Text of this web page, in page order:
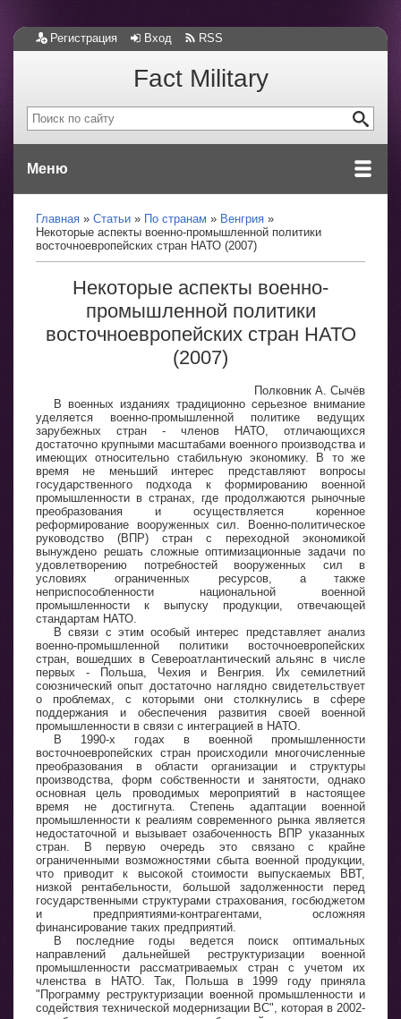
Регистрация Вход RSS
Fact Military
Меню
Главная Статьи По странам
Венгрия
Некоторые аспекты военно-промышленной политики
восточноевропейских стран НАТО (2007)
Некоторые аспекты военно-
промышленной политики
восточноевропейских стран НАТО
(2007)
Полковник А. Сычёв
В военных изданиях традиционно серьезное внимание
уделяется военно-промышленной политике ведущих
зарубежных стран - членов НАТО, отличающихся
достаточно крупными масштабами военного производства и
имеющих относительно стабильную экономику. В то же
время не меньший интерес представляют вопросы
государственного подхода к формированию военной
промышленности в странах, где продолжаются рыночные
преобразования и осуществляется коренное
реформирование вооруженных сил. Военно-политическое
руководство (ВПР) стран с переходной экономикой
вынуждено решать сложные оптимизационные задачи по
удовлетворению потребностей вооруженных сил в
условиях ограниченных ресурсов, а также
неприспособленности национальной военной
промышленности к выпуску продукции, отвечающей
стандартам НАТО.
В связи с этим особый интерес представляет анализ
военно-промышленной политики восточноевропейских
стран, вошедших в Североатлантический альянс в числе
первых - Польша, Чехия и Венгрия. Их семилетний
союзнический опыт достаточно наглядно свидетельствует
о проблемах, с которыми они столкнулись в сфере
поддержания и обеспечения развития своей военной
промышленности в связи с интеграцией в НАТО.
В 1990-х годах в военной промышленности
восточноевропейских стран происходили многочисленные
преобразования в области организации и структуры
производства, форм собственности и занятости, однако
основная цель проводимых мероприятий в настоящее
время не достигнута. Степень адаптации военной
промышленности к реалиям современного рынка является
недостаточной и вызывает озабоченность ВПР указанных
стран. В первую очередь это связано с крайне
ограниченными возможностями сбыта военной продукции,
что приводит к высокой стоимости выпускаемых ВВТ,
низкой рентабельности, большой задолженности перед
государственными структурами страхования, госбюджетом
и предприятиями-контрагентами, осложняя
финансирование таких предприятий.
В последние годы ведется поиск оптимальных
направлений дальнейшей реструктуризации военной
промышленности рассматриваемых стран с учетом их
членства в НАТО. Так, Польша в 1999 году приняла
"Программу реструктуризации военной промышленности и
содействия технической модернизации ВС", которая в 2002-